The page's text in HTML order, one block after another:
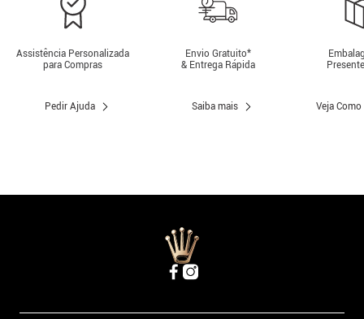
Assistência Personalizada
para Compras
Pedir Ajuda
Envio Gratuito*
& Entrega Rápida
Saiba mais Veja